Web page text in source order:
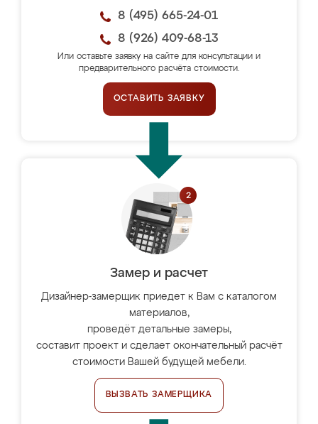
8 (495) 665-24-01
8 (926) 409-68-13
Или оставьте заявку на сайте для консультации и
предварительного расчёта стоимости.
ОСТАВИТЬ ЗАЯВКУ
Замер и расчет
Дизайнер-замерщик приедет к Вам с каталогом
материалов,
проведёт детальные замеры,
составит проект и сделает окончательный расчёт
стоимости Вашей будущей мебели.
ВЫЗВАТЬ ЗАМЕРЩИКА